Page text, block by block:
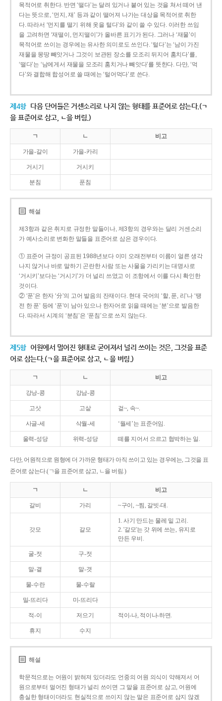
목적어로 취한다. 반면 ‘떨다’는 달려 있거나 붙어 있는 것을 쳐서 떼어 낸
다는 뜻으로, ‘먼지, 재’ 등과 같이 떨어져 나가는 대상을 목적어로 취한
다. 따라서 ‘먼지를 떨기 위해 옷을 털다’와 같이 쓸 수 있다. 이러한 쓰임
을 고려하면 ‘재떨이, 먼지떨이’가 올바른 표기가 된다. 그러나 ‘재물’이
목적어로 쓰이는 경우에는 유사한 의미로도 쓰인다. ‘털다’는 ‘남이 가진
재물을 몽땅 빼앗거나 그것이 보관된 장소를 모조리 뒤지어 훔치다’를,
‘떨다’는 ‘남에게서 재물을 모조리 훔치거나 빼앗다’를 뜻한다. 다만, ‘먹
다’와 결합해 합성어로 쓸 때에는 ‘털어먹다’로 쓴다.
제4항 다음 단어들은 거센소리로 나지 않는 형태를 표준어로 삼는다.(ㄱ
을 표준어로 삼고, ㄴ을 버림.)
ㄱ ㄴ 비고
가을-갈이 가을-카리
거시기 거시키
분침 푼침
해설
제3항과 같은 취지로 규정한 말들이나, 제3항의 경우와는 달리 거센소리
가 예사소리로 변화한 말들을 표준어로 삼은 경우이다.
① 표준어 규정이 공표된 1988년보다 이미 오래전부터 이름이 얼른 생각
나지 않거나 바로 말하기 곤란한 사람 또는 사물을 가리키는 대명사로
‘거시키’보다는 ‘거시기’가 더 널리 쓰였고 이 조항에서 이를 다시 확인한
것이다.
② ‘푼’은 한자 ‘分’의 고어 발음의 잔재이다. 현대 국어의 ‘할, 푼, 리’나 ‘땡
전 한 푼’ 등에 ‘푼’이 남아 있으나 한자어로 읽을 때에는 ‘분’으로 발음한
다. 따라서 시계의 ‘분침’은 ‘푼침’으로 쓰지 않는다.
제5항 어원에서 멀어진 형태로 굳어져서 널리 쓰이는 것은, 그것을 표준
어로 삼는다.(ㄱ을 표준어로 삼고, ㄴ을 버림.)
ㄱ ㄴ 비고
강낭-콩 강남-콩
고삿 고샅 겉~, 속~.
사글-세 삭월-세 ‘월세’는 표준어임.
울력-성당 위력-성당 떼를 지어서 으르고 협박하는 일.
다만, 어원적으로 원형에 더 가까운 형태가 아직 쓰이고 있는 경우에는, 그것을 표
준어로 삼는다.(ㄱ을 표준어로 삼고, ㄴ을 버림.)
ㄱ ㄴ 비고
갈비 가리 ~구이, ~찜, 갈빗-대.
갓모 갈모
1. 사기 만드는 물레 밑 고리.
2. '갈모'는 갓 위에 쓰는, 유지로
만든 우비.
굴-젓 구-젓
말-곁 말-겻
물-수란 물-수랄
밀-뜨리다 미-뜨리다
적-이 저으기 적이-나, 적이나-하면.
휴지 수지
해설
학문적으로는 어원이 밝혀져 있더라도 언중의 어원 의식이 약해져서 어
원으로부터 멀어진 형태가 널리 쓰이면 그 말을 표준어로 삼고, 어원에
충실한 형태이더라도 현실적으로 쓰이지 않는 말은 표준어로 삼지 않겠